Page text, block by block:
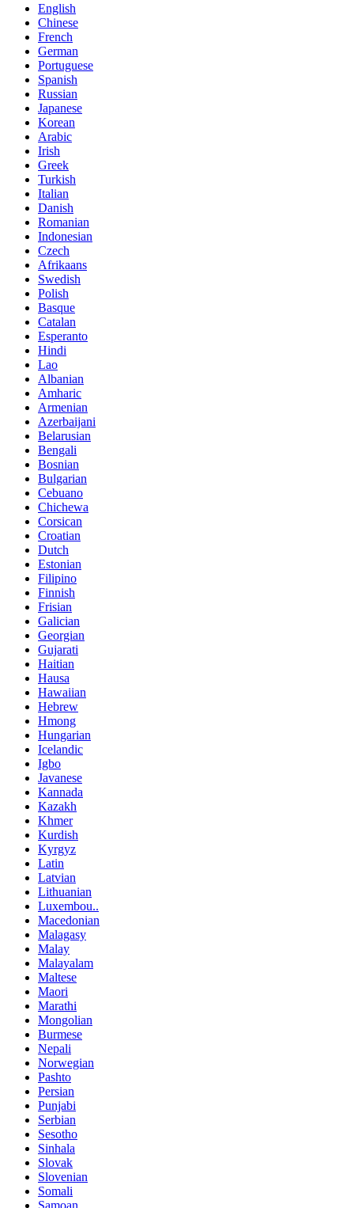
English
Chinese
French
German
Portuguese
Spanish
Russian
Japanese
Korean
Arabic
Irish
Greek
Turkish
Italian
Danish
Romanian
Indonesian
Czech
Afrikaans
Swedish
Polish
Basque
Catalan
Esperanto
Hindi
Lao
Albanian
Amharic
Armenian
Azerbaijani
Belarusian
Bengali
Bosnian
Bulgarian
Cebuano
Chichewa
Corsican
Croatian
Dutch
Estonian
Filipino
Finnish
Frisian
Galician
Georgian
Gujarati
Haitian
Hausa
Hawaiian
Hebrew
Hmong
Hungarian
Icelandic
Igbo
Javanese
Kannada
Kazakh
Khmer
Kurdish
Kyrgyz
Latin
Latvian
Lithuanian
Luxembou..
Macedonian
Malagasy
Malay
Malayalam
Maltese
Maori
Marathi
Mongolian
Burmese
Nepali
Norwegian
Pashto
Persian
Punjabi
Serbian
Sesotho
Sinhala
Slovak
Slovenian
Somali
Samoan